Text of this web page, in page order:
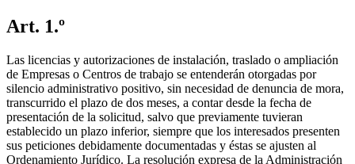
Art. 1.º
Las licencias y autorizaciones de instalación, traslado o ampliación
de Empresas o Centros de trabajo se entenderán otorgadas por
silencio administrativo positivo, sin necesidad de denuncia de mora,
transcurrido el plazo de dos meses, a contar desde la fecha de
presentación de la solicitud, salvo que previamente tuvieran
establecido un plazo inferior, siempre que los interesados presenten
sus peticiones debidamente documentadas y éstas se ajusten al
Ordenamiento Jurídico. La resolución expresa de la Administración